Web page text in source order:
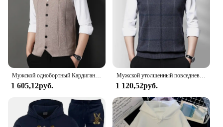
1 605,12руб.
Мужской утолщенный повседневный свитер, майка, осенне-зимний теплый мужской жилет
1 120,52руб.